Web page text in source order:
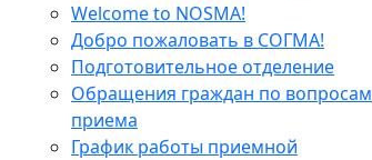
Welcome to NOSMA!
Добро пожаловать в СОГМА!
Подготовительное отделение
Обращения граждан по вопросам
приема
График работы приемной